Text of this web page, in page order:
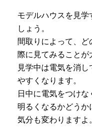
モデルハウスを見学
しょう。
間取りによって、
際に見てみることが
見学中は電気を消
やすくなります。
日中に電気をつけ
明るくなるかどう
気分も変わりますよ